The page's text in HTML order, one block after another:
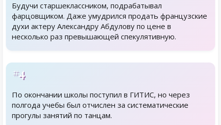
Будучи старшеклассником, подрабатывал
фарцовщиком. Даже умудрился продать французские
духи актеру Александру Абдулову по цене в
несколько раз превышающей спекулятивную.
#4
По окончании школы поступил в ГИТИС, но через
полгода учебы был отчислен за систематические
прогулы занятий по танцам.